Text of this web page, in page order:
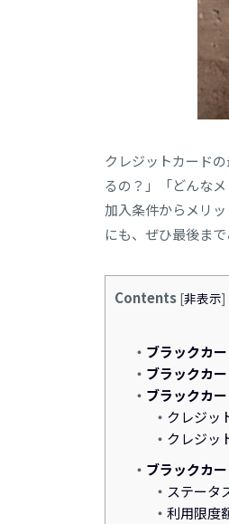
クレジットカード
るの？」「どんな
加入条件からメリ
にも、ぜひ最後まで
Contents [非表示]
ブラックカ
ブラックカ
ブラックカ
クレジッ
クレジッ
ブラックカ
ステータ
利用限度